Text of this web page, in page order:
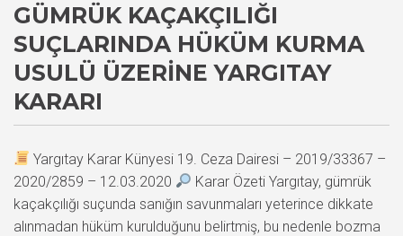
GÜMRÜK KAÇAKÇILIĞI
SUÇLARINDA HÜKÜM KURMA
USULÜ ÜZERINE YARGITAY
KARARI
Yargıtay Karar Künyesi 19. Ceza Dairesi – 2019/33367 –
2020/2859 – 12.03.2020
Karar Özeti Yargıtay, gümrük
kaçakçılığı suçunda sanığın savunmaları yeterince dikkate
alınmadan hüküm kurulduğunu belirtmiş, bu nedenle bozma